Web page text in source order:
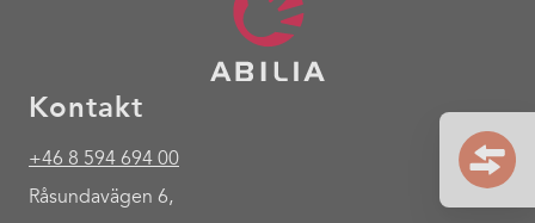
Kontakt
+46 8 594 694 00
Råsundavägen 6,